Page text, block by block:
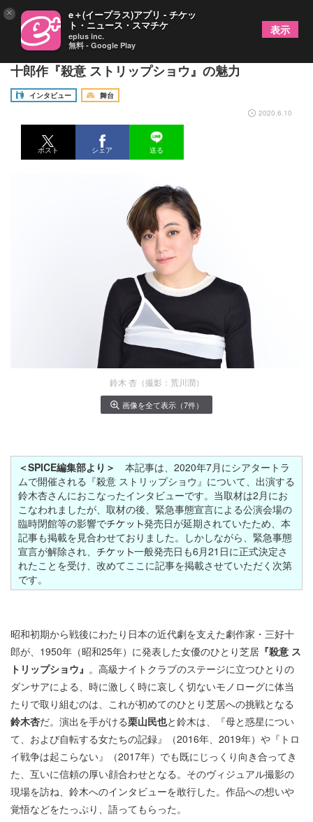
ひとり芝居に初挑戦の鈴木杏にインタビュー～三好
十郎作『殺意 ストリップショウ』の魅力
インタビュー
舞台
2020.6.10
ポスト シェア 送る
鈴木 杏（撮影：荒川潤）
画像を全て表示（7件）
＜SPICE編集部より＞
本記事は、2020年7月にシアタートラ
ムで開催される『殺意 ストリップショウ』について、出演する
鈴木杏さんにおこなったインタビューです。当取材は2月にお
こなわれましたが、取材の後、緊急事態宣言による公演会場の
臨時閉館等の影響で
発売日が延期されていたため、本
記事も掲載を見合わせておりました。しかしながら、緊急事態
宣言が解除され、
一般発売日も6月21日に正式決定さ
れたことを受け、改めてここに記事を掲載させていただく次第
です。
昭和初期から戦後にわたり日本の近代劇を支えた劇作家・三好十
郎が、1950年（昭和25年）に発表した女優のひとり芝居 『殺意 ス
トリップショウ』 。高級ナイトクラブのステージに立つひとりの
ダンサアによる、時に激しく時に哀しく切ないモノローグに体当
たりで取り組むのは、これが初めてのひとり芝居への挑戦となる
鈴木杏だ。演出を手がける栗山民也と鈴木は、『母と惑星につい
て、および自転する女たちの記録』（2016年、2019年）や『トロ
イ戦争は起こらない』（2017年）でも既にじっくり向き合ってき
た、互いに信頼の厚い顔合わせとなる。そのヴィジュアル撮影の
現場を訪ね、鈴木へのインタビューを敢行した。作品への想いや
覚悟などをたっぷり、語ってもらった。
× e＋(イープラス)アプリ - チケッ
ト・ニュース・スマチケ
eplus inc.
無料 - Google Play
表示